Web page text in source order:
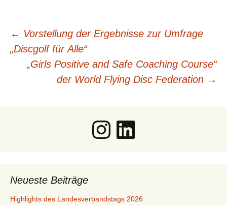
Beitragsnavigation
← Vorstellung der Ergebnisse zur Umfrage
„Discgolf für Alle“
„Girls Positive and Safe Coaching Course“
der World Flying Disc Federation →
Instagram
LinkedIn
Neueste Beiträge
Highlights des Landesverbandstags 2026